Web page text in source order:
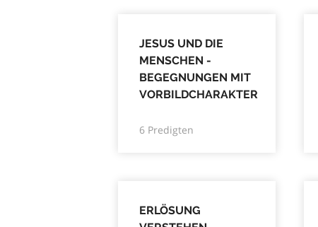
JESUS UND DIE
MENSCHEN -
BEGEGNUNGEN MIT
VORBILDCHARAKTER
6 Predigten
ERLÖSUNG